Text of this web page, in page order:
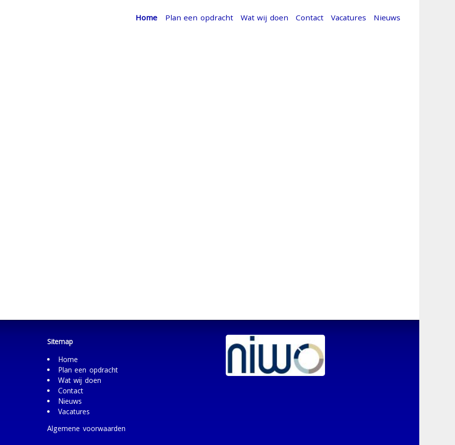
Home Plan een opdracht Wat wij doen Contact Vacatures Nieuws
Sitemap
Home
Plan een opdracht
Wat wij doen
Contact
Nieuws
Vacatures
Algemene voorwaarden